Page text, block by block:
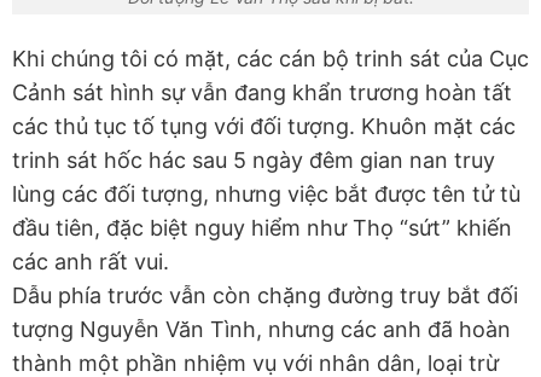
Khi chúng tôi có mặt, các cán bộ trinh sát của Cục
Cảnh sát hình sự vẫn đang khẩn trương hoàn tất
các thủ tục tố tụng với đối tượng. Khuôn mặt các
trinh sát hốc hác sau 5 ngày đêm gian nan truy
lùng các đối tượng, nhưng việc bắt được tên tử tù
đầu tiên, đặc biệt nguy hiểm như Thọ “sứt” khiến
các anh rất vui.
Dẫu phía trước vẫn còn chặng đường truy bắt đối
tượng Nguyễn Văn Tình, nhưng các anh đã hoàn
thành một phần nhiệm vụ với nhân dân, loại trừ